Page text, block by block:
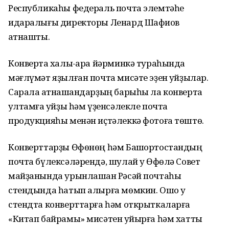
Республикаһы федераль почта элемтәһе
идаралығы директоры Ленард Шафиҡов
ҡатнашты.
Конвертҡа халыҡ-ара йәрминкә тураһында
мәғлүмәт яҙылған почта мисәте эҙен ҡуйҙылар.
Сарала ҡатнашҡандарҙың барыһы ла конвертҡа
ҡултамға ҡуйҙы һәм үҙенсәлекле почта
продукцияһы менән иҫтәлеккә фотоға төштө.
Конверттарҙы Өфөнөң һәм Башҡортостандың
почта бүлексәләрендә, шулай уҡ Өфөлә Совет
майҙанында урынлашҡан Рәсәй почтаһы
стендында һатып алырға мөмкин. Ошо уҡ
стендта конверттарға һәм открыткаларға
«Китап байрамы» мисәтен ҡуйырға һәм хатты